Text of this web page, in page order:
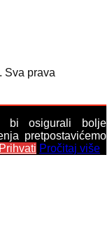
. Sva prava
bi osigurali bolje
pretpostavićemo
Prihvati Pročitaj više